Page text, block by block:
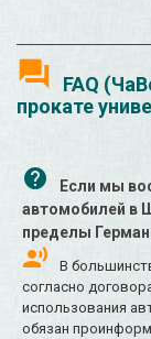
FAQ
прокате
Если мы
автомобилей в
пределы
В
согласно
использования
обязан